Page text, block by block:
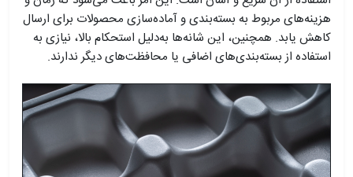
هزینه‌های مربوط به بسته‌بندی و آماده‌سازی محصولات برای ارسال
کاهش یابد. همچنین، این شانه‌ها به‌دلیل استحکام بالا، نیازی به
استفاده از بسته‌بندی‌های اضافی یا محافظت‌های دیگر ندارند.